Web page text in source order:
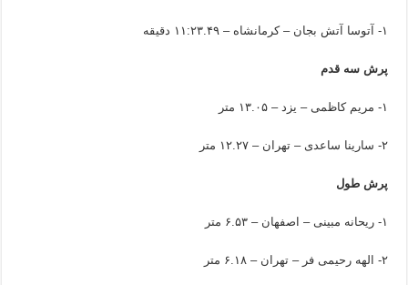
۱- آتوسا آتش بجان – کرمانشاه – ۱۱:۲۳.۴۹ دقیقه
پرش سه قدم
۱- مریم کاظمی – یزد – ۱۳.۰۵ متر
۲- سارینا ساعدی – تهران – ۱۲.۲۷ متر
پرش طول
۱- ریحانه مبینی – اصفهان – ۶.۵۳ متر
۲- الهه رحیمی فر – تهران – ۶.۱۸ متر